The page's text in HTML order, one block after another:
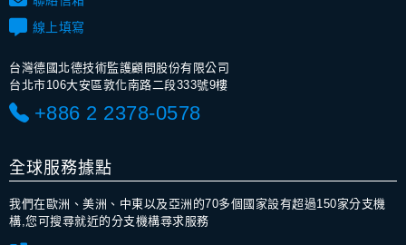
線上填寫
台灣德國北德技術監護顧問股份有限公司
台北市106大安區敦化南路二段333號9樓
+886 2 2378-0578
全球服務據點
我們在歐洲、美洲、中東以及亞洲的70多個國家設有超過150家分支機
構,您可搜尋就近的分支機構尋求服務